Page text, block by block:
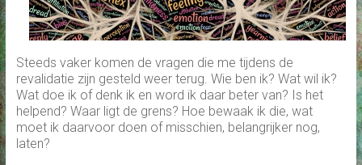
Steeds vaker komen de vragen die me tijdens de
revalidatie zijn gesteld weer terug. Wie ben ik? Wat wil ik?
Wat doe ik of denk ik en word ik daar beter van? Is het
helpend? Waar ligt de grens? Hoe bewaak ik die, wat
moet ik daarvoor doen of misschien, belangrijker nog,
laten?